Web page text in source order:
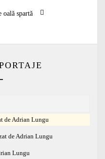
oală spartă
de Adrian Lungu
de Adrian Lungu
Lungu